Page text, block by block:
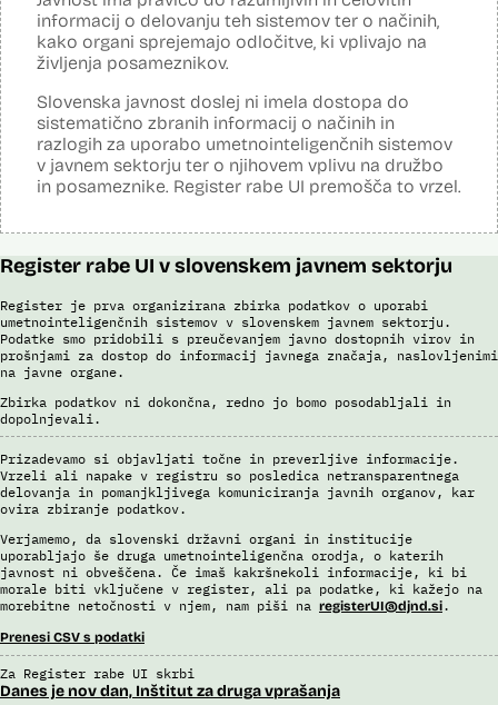
informacij o delovanju teh sistemov ter o načinih,
kako organi sprejemajo odločitve, ki vplivajo na
življenja posameznikov.
Slovenska javnost doslej ni imela dostopa do
sistematično zbranih informacij o načinih in
razlogih za uporabo umetnointeligenčnih sistemov
v javnem sektorju ter o njihovem vplivu na družbo
in posameznike. Register rabe UI premošča to vrzel.
Register rabe UI v slovenskem javnem sektorju
Register je prva organizirana zbirka podatkov o uporabi
umetnointeligenčnih sistemov v slovenskem javnem sektorju.
Podatke smo pridobili s preučevanjem javno dostopnih virov in
prošnjami za dostop do informacij javnega značaja, naslovljenimi
na javne organe.
Zbirka podatkov ni dokončna, redno jo bomo posodabljali in
dopolnjevali.
Prizadevamo si objavljati točne in preverljive informacije.
Vrzeli ali napake v registru so posledica netransparentnega
delovanja in pomanjkljivega komuniciranja javnih organov, kar
ovira zbiranje podatkov.
Verjamemo, da slovenski državni organi in institucije
uporabljajo še druga umetnointeligenčna orodja, o katerih
javnost ni obveščena. Če imaš kakršnekoli informacije, ki bi
morale biti vključene v register, ali pa podatke, ki kažejo na
morebitne netočnosti v njem, nam piši na registerUI@djnd.si.
Prenesi CSV s podatki
Za Register rabe UI skrbi
Danes je nov dan, Inštitut za druga vprašanja